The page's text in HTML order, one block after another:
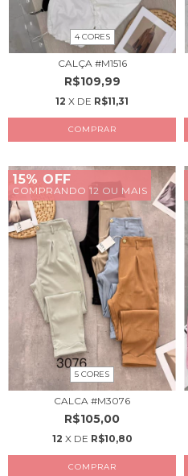
4 CORES
CALÇA #M1516
R$109,99
12 X DE R$11,31
COMPRAR
15% OFF
COMPRANDO 12 OU MAIS
5 CORES
CALCA #M3076
R$105,00
12 X DE R$10,80
COMPRAR